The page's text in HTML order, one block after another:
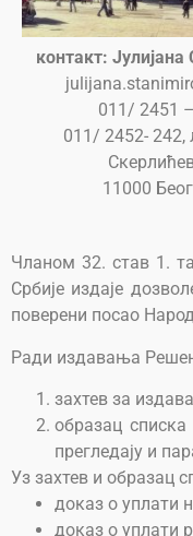
контакт:
011/ 2451
011/ 2452- 242,
11000
Чланом 32. став 1.
Србије издаје
поверени посао
Ради издавања
захтев за
образац
прегледају и
Уз захтев и образац
доказ о уплати
доказ о уплати